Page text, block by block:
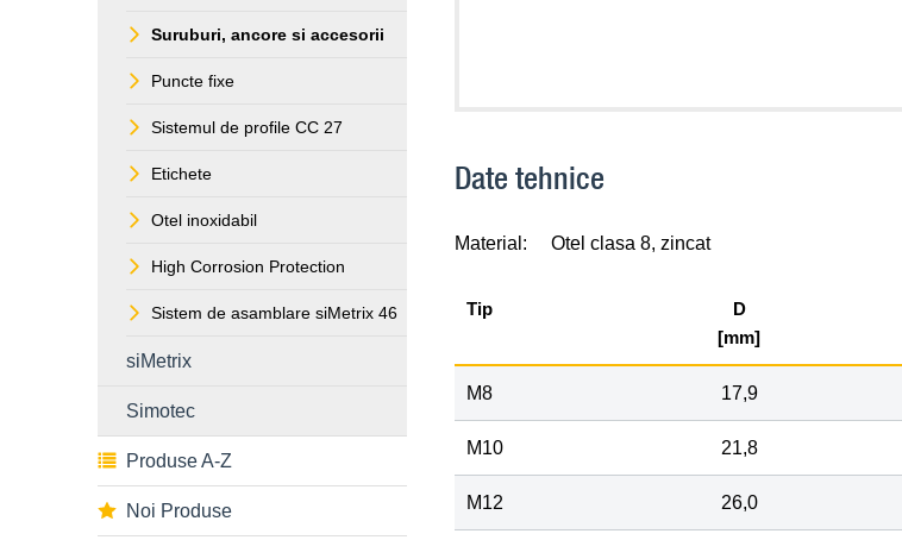
Suruburi, ancore si accesorii
Puncte fixe
Sistemul de profile CC 27
Etichete
Otel inoxidabil
High Corrosion Protection
Sistem de asamblare siMetrix 46
siMetrix
Simotec
Produse A-Z
Noi Produse
Date tehnice
Material: Otel clasa 8, zincat
Tip
D
[mm]
M8 17,9
M10 21,8
M12 26,0